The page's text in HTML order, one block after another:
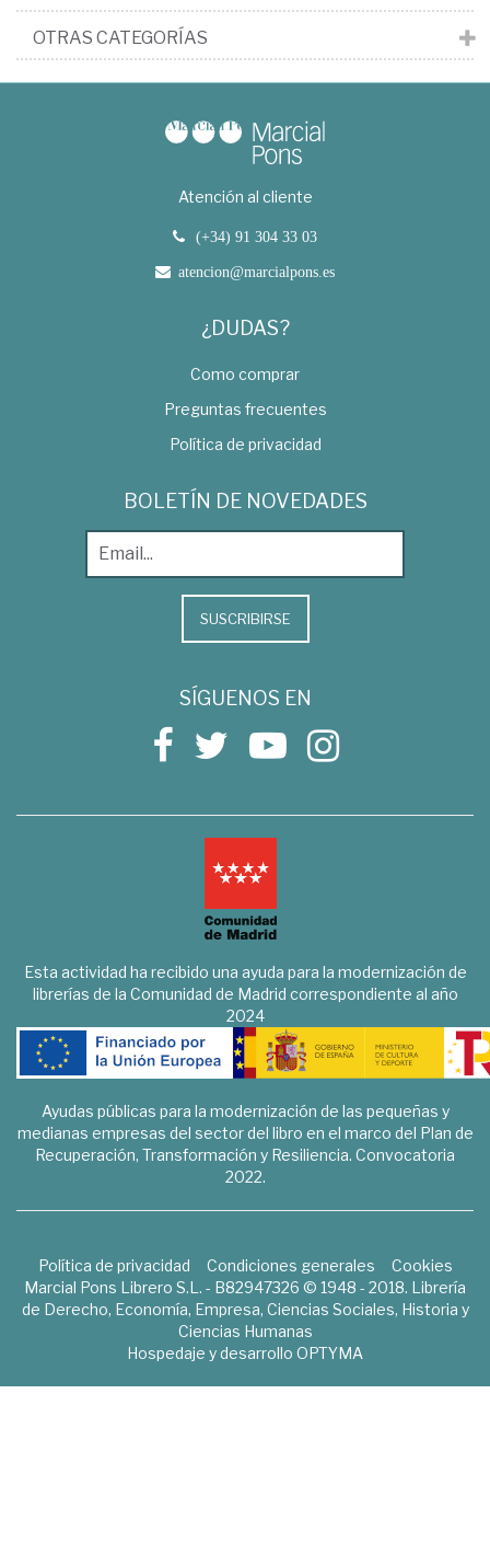
OTRAS CATEGORÍAS
Atención al cliente
(+34) 91 304 33 03
atencion@marcialpons.es
¿DUDAS?
Como comprar
Preguntas frecuentes
Política de privacidad
BOLETÍN DE NOVEDADES
SUSCRIBIRSE
SÍGUENOS EN
Esta actividad ha recibido una ayuda para la modernización de
librerías de la Comunidad de Madrid correspondiente al año
2024
Ayudas públicas para la modernización de las pequeñas y
medianas empresas del sector del libro en el marco del Plan de
Recuperación, Transformación y Resiliencia. Convocatoria
2022.
Política de privacidad Condiciones generales
Cookies
Marcial Pons Librero S.L. - B82947326 © 1948 - 2018. Librería
de Derecho, Economía, Empresa, Ciencias Sociales, Historia y
Ciencias Humanas
Hospedaje y desarrollo OPTYMA